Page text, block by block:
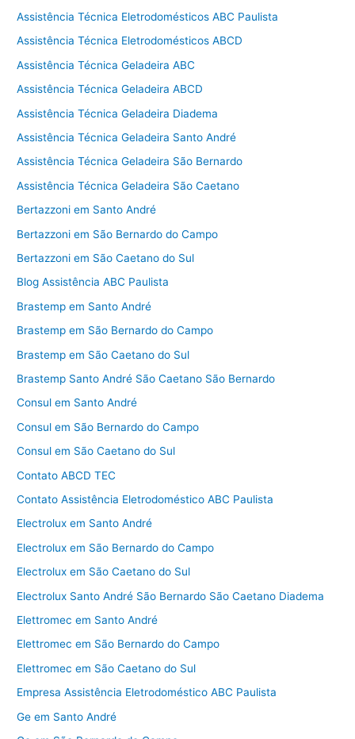
Assistência Técnica Eletrodomésticos ABC Paulista
Assistência Técnica Eletrodomésticos ABCD
Assistência Técnica Geladeira ABC
Assistência Técnica Geladeira ABCD
Assistência Técnica Geladeira Diadema
Assistência Técnica Geladeira Santo André
Assistência Técnica Geladeira São Bernardo
Assistência Técnica Geladeira São Caetano
Bertazzoni em Santo André
Bertazzoni em São Bernardo do Campo
Bertazzoni em São Caetano do Sul
Blog Assistência ABC Paulista
Brastemp em Santo André
Brastemp em São Bernardo do Campo
Brastemp em São Caetano do Sul
Brastemp Santo André São Caetano São Bernardo
Consul em Santo André
Consul em São Bernardo do Campo
Consul em São Caetano do Sul
Contato ABCD TEC
Contato Assistência Eletrodoméstico ABC Paulista
Electrolux em Santo André
Electrolux em São Bernardo do Campo
Electrolux em São Caetano do Sul
Electrolux Santo André São Bernardo São Caetano Diadema
Elettromec em Santo André
Elettromec em São Bernardo do Campo
Elettromec em São Caetano do Sul
Empresa Assistência Eletrodoméstico ABC Paulista
Ge em Santo André